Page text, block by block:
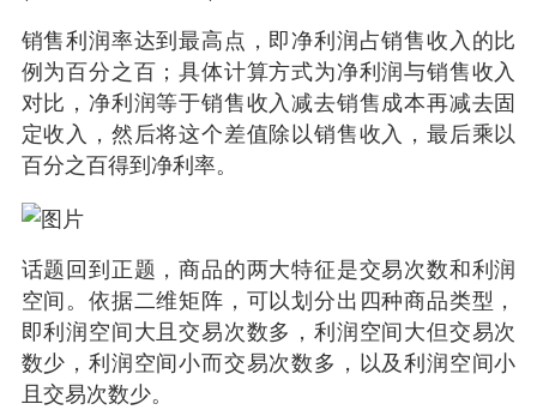
销售利润率达到最高点，即净利润占销售收入的比
例为百分之百；具体计算方式为净利润与销售收入
对比，净利润等于销售收入减去销售成本再减去固
定收入，然后将这个差值除以销售收入，最后乘以
百分之百得到净利率。
话题回到正题，商品的两大特征是交易次数和利润
空间。依据二维矩阵，可以划分出四种商品类型，
即利润空间大且交易次数多，利润空间大但交易次
数少，利润空间小而交易次数多，以及利润空间小
且交易次数少。